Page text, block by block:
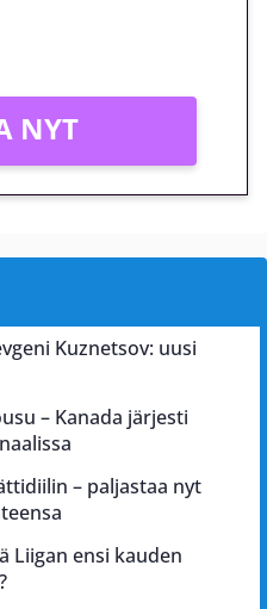
NYT
Kuznetsov: uusi
– Kanada järjesti
– paljastaa nyt
Liigan ensi kauden